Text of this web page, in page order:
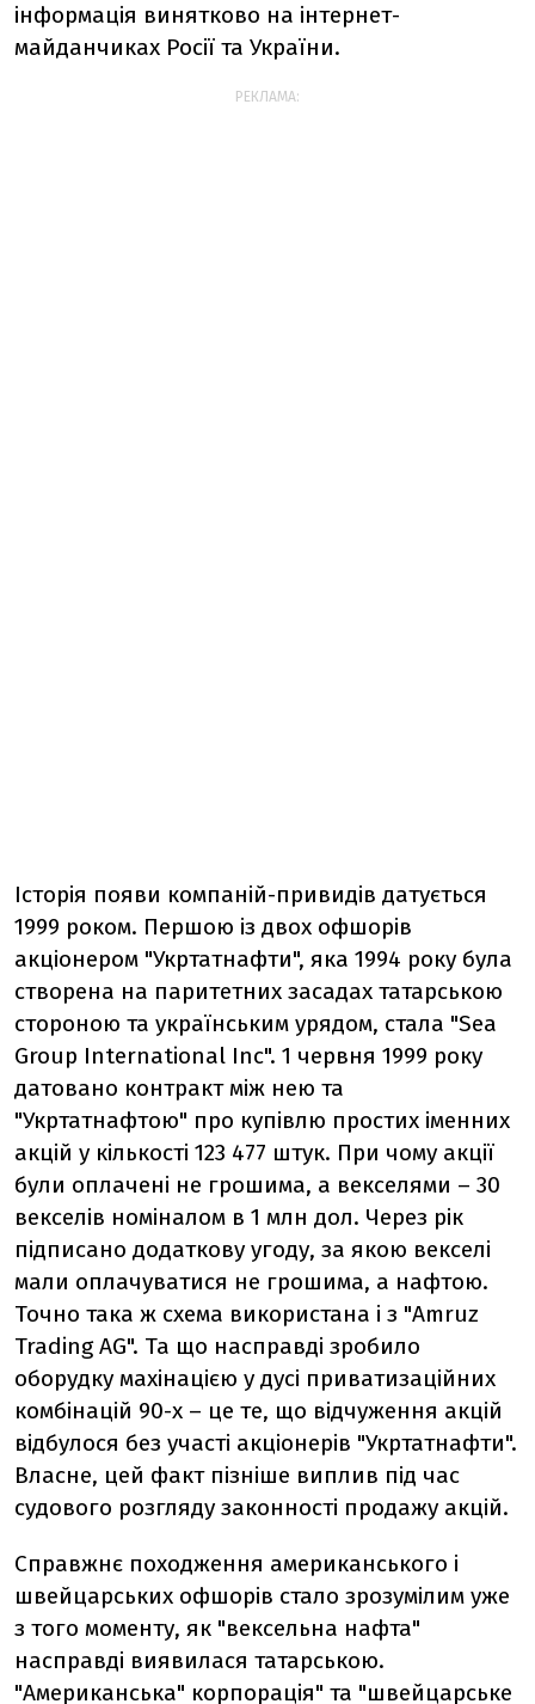
інформація винятково на інтернет-
майданчиках Росії та України.
РЕКЛАМА:
Історія появи компаній-привидів датується
1999 роком. Першою із двох офшорів
акціонером "Укртатнафти", яка 1994 року була
створена на паритетних засадах татарською
стороною та українським урядом, стала "Sea
Group International Іnc". 1 червня 1999 року
датовано контракт між нею та
"Укртатнафтою" про купівлю простих іменних
акцій у кількості 123 477 штук. При чому акції
були оплачені не грошима, а векселями – 30
векселів номіналом в 1 млн дол. Через рік
підписано додаткову угоду, за якою векселі
мали оплачуватися не грошима, а нафтою.
Точно така ж схема використана і з "Amruz
Trading AG". Та що насправді зробило
оборудку махінацією у дусі приватизаційних
комбінацій 90-х – це те, що відчуження акцій
відбулося без участі акціонерів "Укртатнафти".
Власне, цей факт пізніше виплив під час
судового розгляду законності продажу акцій.
Справжнє походження американського і
швейцарських офшорів стало зрозумілим уже
з того моменту, як "вексельна нафта"
насправді виявилася татарською.
"Американська" корпорація" та "швейцарське